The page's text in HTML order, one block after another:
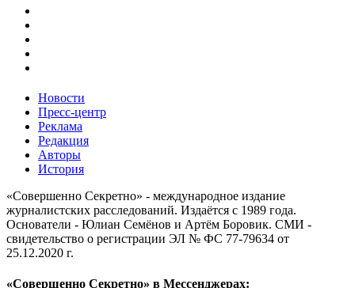
Новости
Пресс-центр
Реклама
Редакция
Авторы
История
«Совершенно Секретно» - международное издание
журналистских расследований. Издаётся с 1989 года.
Основатели - Юлиан Семёнов и Артём Боровик. CМИ -
свидетельство о регистрации ЭЛ № ФС 77-79634 от
25.12.2020 г.
«Совершенно Секретно» в Мессенджерах: